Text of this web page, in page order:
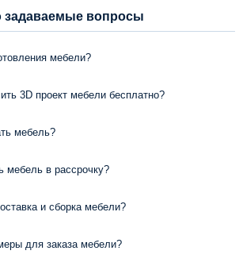
задаваемые вопросы
мебели?
3D проект мебели бесплатно?
мебель?
мебель в рассрочку?
и сборка мебели?
для заказа мебели?